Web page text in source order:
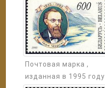
Почтовая марка ,
изданная в 1995 году